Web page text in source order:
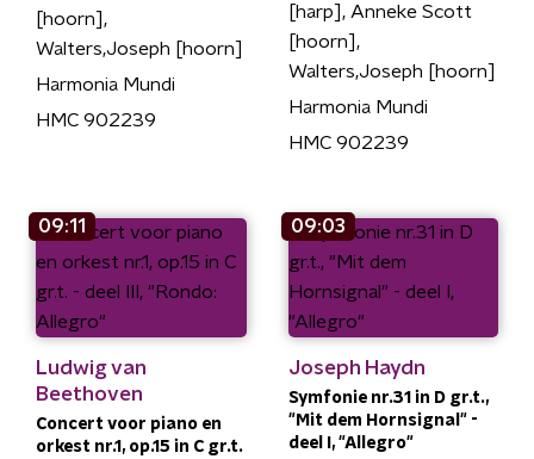
[hoorn],
Walters,Joseph [hoorn]
Harmonia Mundi
HMC 902239
[harp], Anneke Scott
[hoorn],
Walters,Joseph [hoorn]
Harmonia Mundi
HMC 902239
09:11
Ludwig van
Beethoven
Concert voor piano en
orkest nr.1, op.15 in C gr.t.
09:03
Joseph Haydn
Symfonie nr.31 in D gr.t.,
"Mit dem Hornsignal" -
deel I, "Allegro"